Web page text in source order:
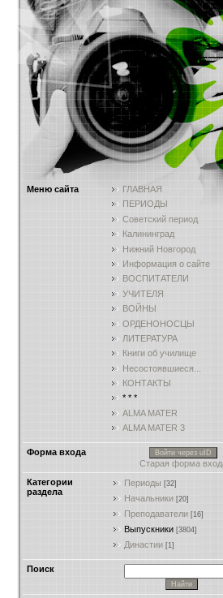
Меню сайта
ГЛАВНАЯ
ПЕРИОДЫ
Советский период
Калининград
Нижний Новгород
Информация о сайте
ВОСПИТАТЕЛИ
УЧИТЕЛЯ
ВОЙНЫ
ОРДЕНОНОСЦЫ
ЛИТЕРАТУРА
Книги об училище
Несостоявшиеся...
КОНТАКТЫ
* * *
ALMA MATER
ALMA MATER 3
Форма входа Войти через uID
Старая форма
Категории
раздела
Периоды [32]
Начальники [20]
Преподаватели [16]
Выпускники [3804]
Династии [1]
Поиск